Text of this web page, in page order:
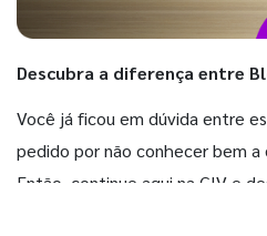
Descubra a diferença entre
Você já ficou em dúvida entre
pedido por não conhecer bem
Então, continue aqui na GIV e